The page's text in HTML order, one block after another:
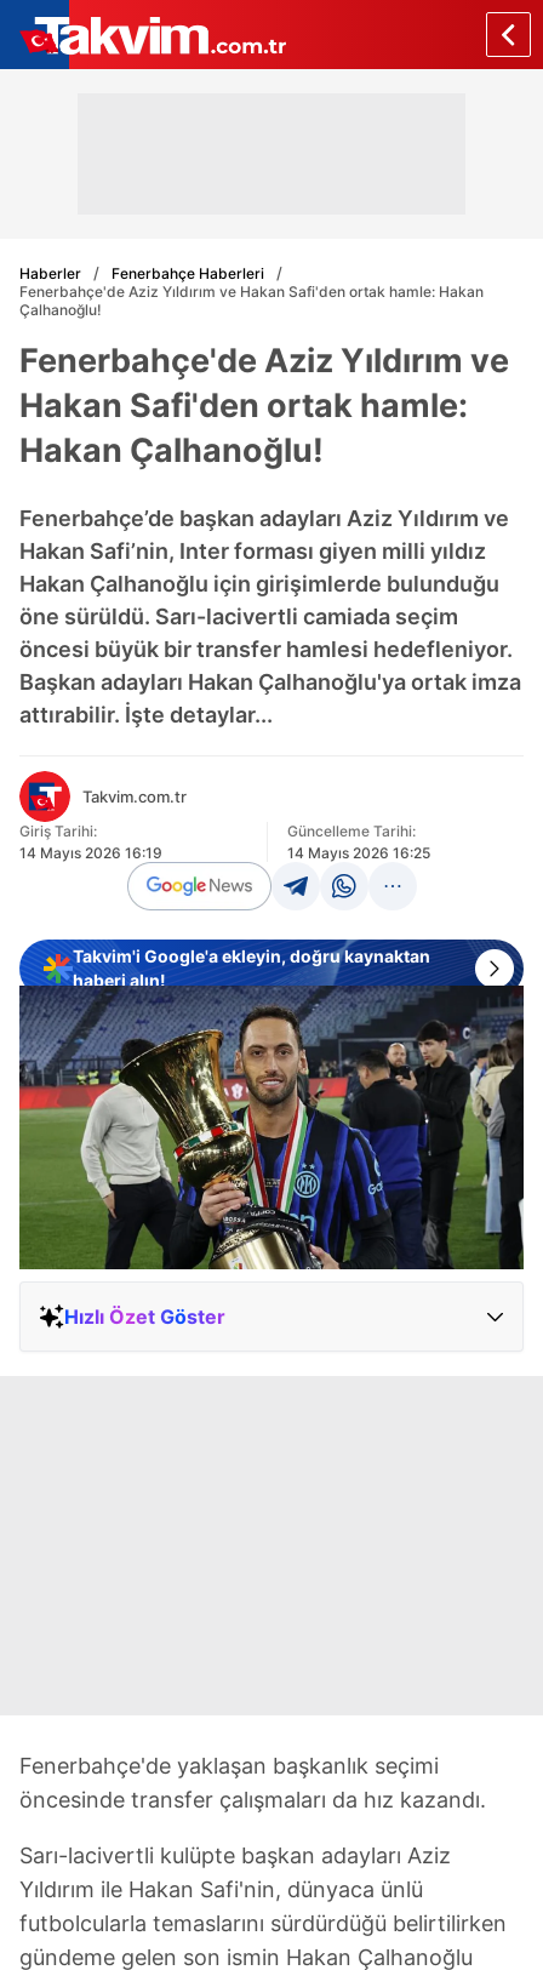
Haberler
Fenerbahçe Haberleri
Fenerbahçe'de Aziz Yıldırım ve Hakan Safi'den ortak hamle: Hakan
Çalhanoğlu!
Fenerbahçe'de Aziz Yıldırım ve
Hakan Safi'den ortak hamle:
Hakan Çalhanoğlu!
Fenerbahçe’de başkan adayları Aziz Yıldırım ve
Hakan Safi’nin, Inter forması giyen milli yıldız
Hakan Çalhanoğlu için girişimlerde bulunduğu
öne sürüldü. Sarı-lacivertli camiada seçim
öncesi büyük bir transfer hamlesi hedefleniyor.
Başkan adayları Hakan Çalhanoğlu'ya ortak imza
attırabilir. İşte detaylar...
Takvim.com.tr
Giriş Tarihi:
14 Mayıs 2026 16:19
Güncelleme Tarihi:
14 Mayıs 2026 16:25
Takvim'i Google'a ekleyin, doğru kaynaktan
haberi alın!
Hızlı Özet Göster
Fenerbahçe'de yaklaşan başkanlık seçimi
öncesinde transfer çalışmaları da hız kazandı.
Sarı-lacivertli kulüpte başkan adayları Aziz
Yıldırım ile Hakan Safi'nin, dünyaca ünlü
futbolcularla temaslarını sürdürdüğü belirtilirken
gündeme gelen son ismin Hakan Çalhanoğlu